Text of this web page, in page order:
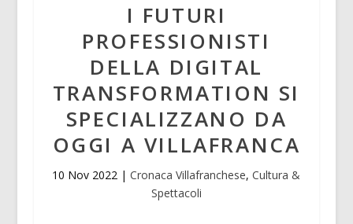
I FUTURI
PROFESSIONISTI
DELLA DIGITAL
TRANSFORMATION SI
SPECIALIZZANO DA
OGGI A VILLAFRANCA
10 Nov 2022 |Cronaca Villafranchese,Cultura &
Spettacoli